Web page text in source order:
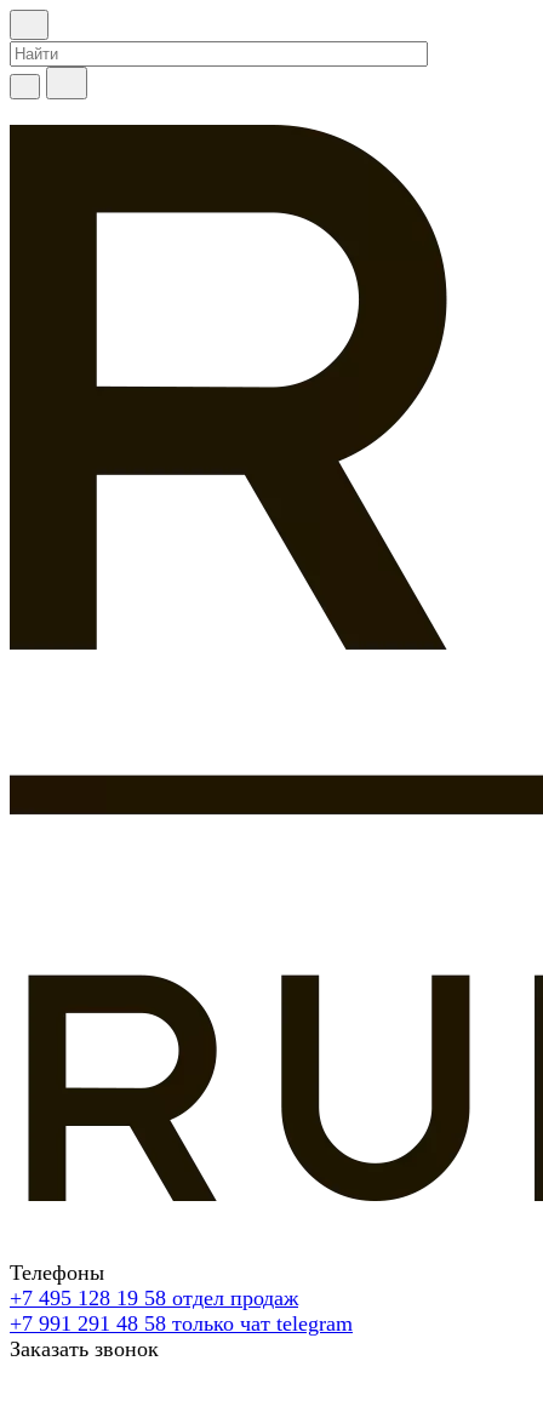
Телефоны
+7 495 128 19 58 отдел продаж
+7 991 291 48 58 только чат telegram
Заказать звонок